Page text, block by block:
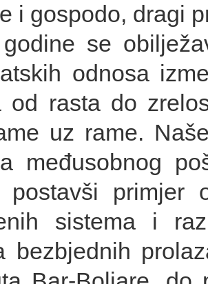
i gospodo, dragi
se
odnosa
od rasta do
uz rame.
međusobnog
postavši primjer
sistema i
bezbjednih